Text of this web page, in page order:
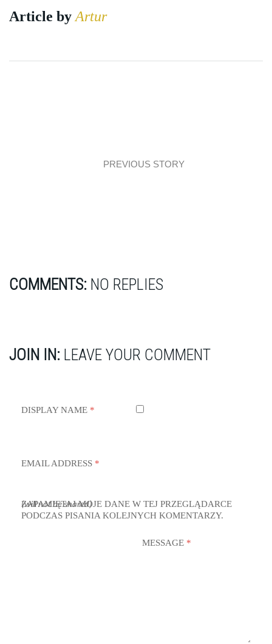
Article byArtur
PREVIOUS STORY
COMMENTS: NO REPLIES
JOIN IN: LEAVE YOUR COMMENT
DISPLAY NAME *
EMAIL ADDRESS *
(will not be shared)
ZAPAMIĘTAJ MOJE DANE W TEJ PRZEGLĄDARCE
PODCZAS PISANIA KOLEJNYCH KOMENTARZY.
MESSAGE *